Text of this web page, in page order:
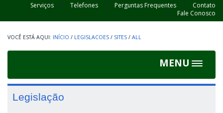
Serviços Telefones Perguntas Frequentes
Contato
Fale Conosco
INÍCIO / LEGISLACOES / SITES / ALL
MENU
Toggle
Legislação